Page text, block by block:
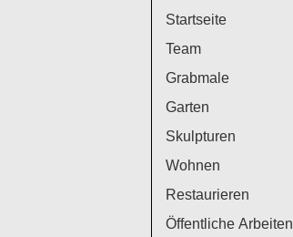
Startseite
Team
Grabmale
Garten
Skulpturen
Wohnen
Restaurieren
Öffentliche Arbeiten